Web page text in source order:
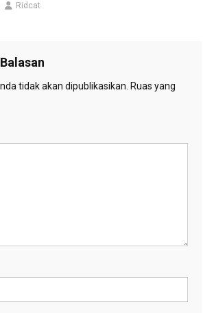
Ridcat
tidak akan dipublikasikan. Ruas yang